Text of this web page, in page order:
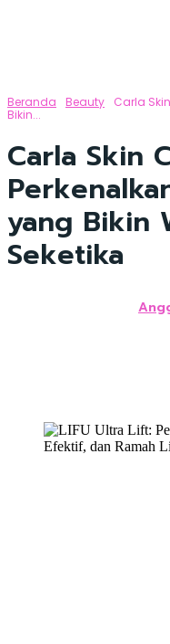
Beranda Beauty
Carla
Bikin...
Carla Skin
yang Bikin
Seketika